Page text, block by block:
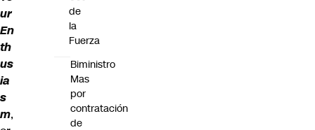
ur
En
th
us
ia
s
m,
de
la
Fuerza
Biministro
Mas
por
contratación
de